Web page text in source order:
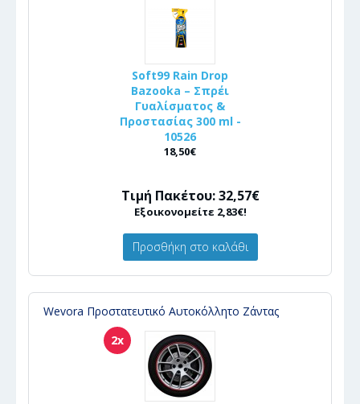
Soft99 Rain Drop
Bazooka – Σπρέι
Γυαλίσματος &
Προστασίας 300 ml -
10526
18,50€
Τιμή Πακέτου: 32,57€
Εξοικονομείτε 2,83€!
Προσθήκη στο καλάθι
Wevora Προστατευτικό Αυτοκόλλητο Ζάντας
2x